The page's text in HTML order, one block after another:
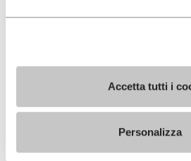
Accetta tutti i
Personalizza
ECOSTEP
READ MORE